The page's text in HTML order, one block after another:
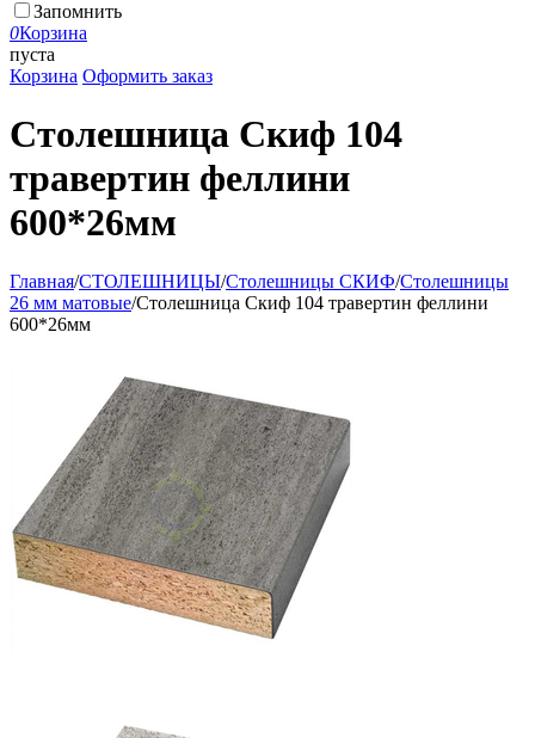
Запомнить
0Корзина
пуста
Корзина Оформить заказ
Столешница Скиф 104
травертин феллини
600*26мм
Главная/СТОЛЕШНИЦЫ/Столешницы СКИФ/Столешницы
26 мм матовые/Столешница Скиф 104 травертин феллини
600*26мм